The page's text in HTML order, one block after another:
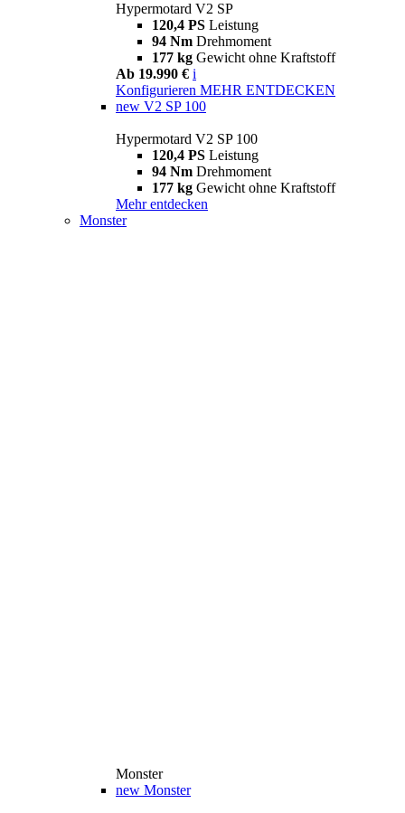
Hypermotard V2 SP
120,4 PS Leistung
94 Nm Drehmoment
177 kg Gewicht ohne Kraftstoff
Ab 19.990 € i
Konfigurieren MEHR ENTDECKEN
new V2 SP 100
Hypermotard V2 SP 100
120,4 PS Leistung
94 Nm Drehmoment
177 kg Gewicht ohne Kraftstoff
Mehr entdecken
Monster
Monster
new Monster